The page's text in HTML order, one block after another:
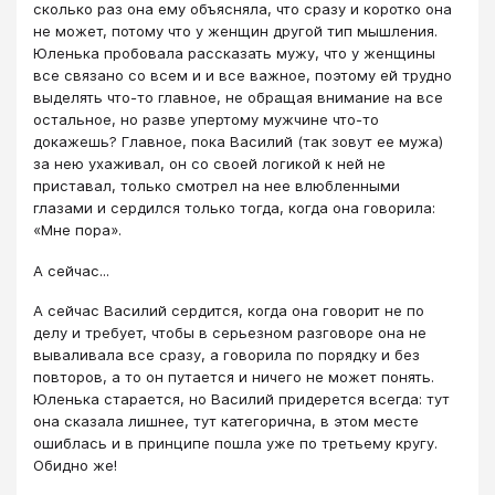
сколько раз она ему объясняла, что сразу и коротко она
не может, потому что у женщин другой тип мышления.
Юленька пробовала рассказать мужу, что у женщины
все связано со всем и и все важное, поэтому ей трудно
выделять что-то главное, не обращая внимание на все
остальное, но разве упертому мужчине что-то
докажешь? Главное, пока Василий (так зовут ее мужа)
за нею ухаживал, он со своей логикой к ней не
приставал, только смотрел на нее влюбленными
глазами и сердился только тогда, когда она говорила:
«Мне пора».
А сейчас...
А сейчас Василий сердится, когда она говорит не по
делу и требует, чтобы в серьезном разговоре она не
вываливала все сразу, а говорила по порядку и без
повторов, а то он путается и ничего не может понять.
Юленька старается, но Василий придерется всегда: тут
она сказала лишнее, тут категорична, в этом месте
ошиблась и в принципе пошла уже по третьему кругу.
Обидно же!